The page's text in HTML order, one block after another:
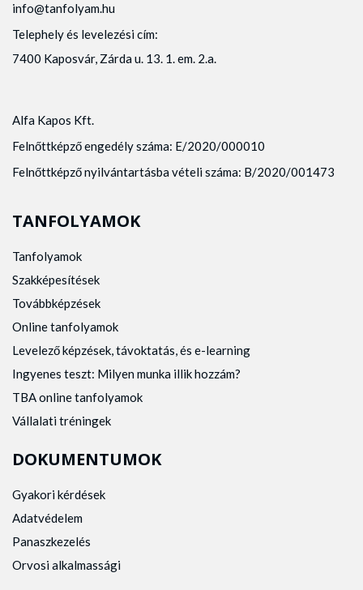
info@tanfolyam.hu
Telephely és levelezési cím:
7400 Kaposvár, Zárda u. 13. 1. em. 2.a.
Alfa Kapos Kft.
Felnőttképző engedély száma: E/2020/000010
Felnőttképző nyilvántartásba vételi száma: B/2020/001473
TANFOLYAMOK
Tanfolyamok
Szakképesítések
Továbbképzések
Online tanfolyamok
Levelező képzések, távoktatás, és e-learning
Ingyenes teszt: Milyen munka illik hozzám?
TBA online tanfolyamok
Vállalati tréningek
DOKUMENTUMOK
Gyakori kérdések
Adatvédelem
Panaszkezelés
Orvosi alkalmassági